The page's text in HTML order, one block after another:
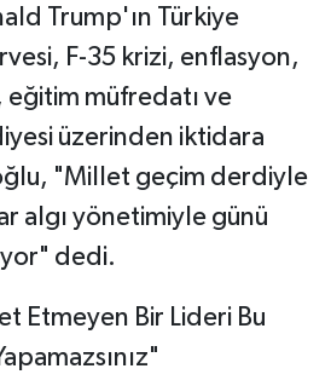
Trump'ın Türkiye
F-35 krizi, enflasyon,
eğitim müfredatı ve
üzerinden iktidara
"Millet geçim derdiyle
algı yönetimiyle günü
dedi.
Etmeyen Bir Lideri Bu